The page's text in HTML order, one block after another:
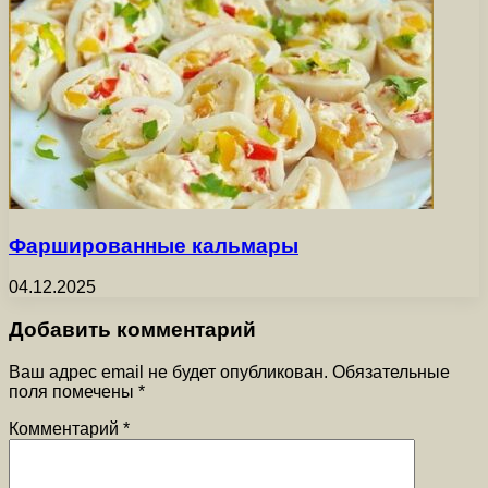
Фаршированные кальмары
04.12.2025
Добавить комментарий
Ваш адрес email не будет опубликован. Обязательные
поля помечены *
Комментарий *